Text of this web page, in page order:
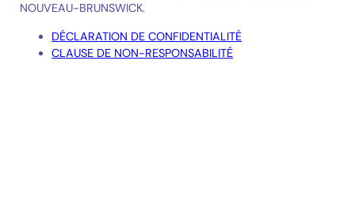
NOUVEAU-BRUNSWICK.
DÉCLARATION DE CONFIDENTIALITÉ
CLAUSE DE NON-RESPONSABILITÉ